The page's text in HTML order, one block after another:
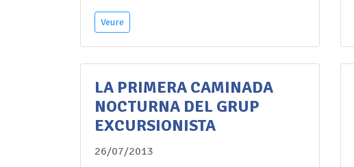
Veure
LA PRIMERA CAMINADA
NOCTURNA DEL GRUP
EXCURSIONISTA
26/07/2013